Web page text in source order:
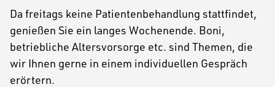
Da freitags keine Patientenbehandlung stattfindet,
genießen Sie ein langes Wochenende. Boni,
betriebliche Altersvorsorge etc. sind Themen, die
wir Ihnen gerne in einem individuellen Gespräch
erörtern.